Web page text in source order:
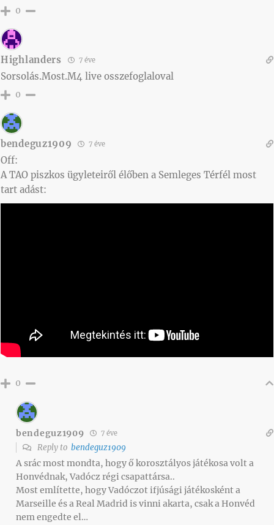
0
Highlanders 7 éve
Sorsolás.Most.M4 live osszefoglaloval
0
bendeguz1909 7 éve
Off:
A TAO piszkos ügyleteiről élőben a Semleges Térfél most
tart adást:
0
bendeguz1909 7 éve
Reply to bendeguz1909
A srác most mondta, hogy ő korosztályos játékosa volt a
Honvédnak, Vadócz régi csapattársa..
Most említette, hogy Vadóczot ifjúsági játékosként a
Marseille és a Real Madrid is vinni akarta, csak a Honvéd
nem engedte el…